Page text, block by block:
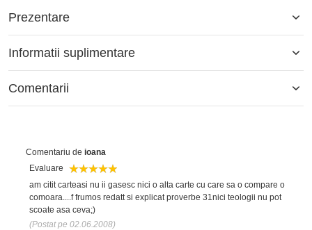
Prezentare
Informatii suplimentare
Comentarii
Comentariu de ioana
Evaluare
am citit carteasi nu ii gasesc nici o alta carte cu care sa o compare o
comoara....f frumos redatt si explicat proverbe 31nici teologii nu pot
scoate asa ceva;)
(Postat pe 02.06.2008)